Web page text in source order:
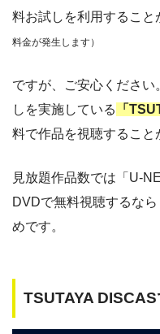
料お試しを利用すること
料金が発生します）
ですが、ご安心くださ
しを実施している
「
料で作品を視聴すること
見放題作品数では「U-
DVDで無料視聴するな
めです。
TSUTAYA